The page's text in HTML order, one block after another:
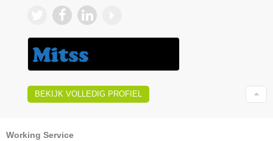
BEKIJK VOLLEDIG PROFIEL
Working Service